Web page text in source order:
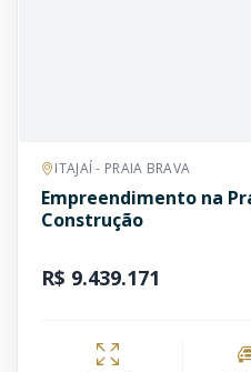
ITAJAÍ - PRAIA BRAVA
Empreendimento na
Construção
R$ 9.439.171